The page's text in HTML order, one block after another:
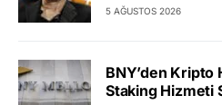
5 AĞUSTOS 2026
BNY’den Kripto
Staking Hizmeti